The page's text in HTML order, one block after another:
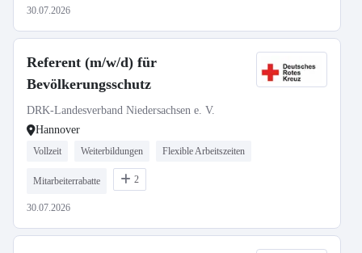
30.07.2026
Referent (m/w/d) für
Bevölkerungsschutz
DRK-Landesverband Niedersachsen e. V.
Hannover
Vollzeit Weiterbildungen Flexible Arbeitszeiten
Mitarbeiterrabatte 2
30.07.2026